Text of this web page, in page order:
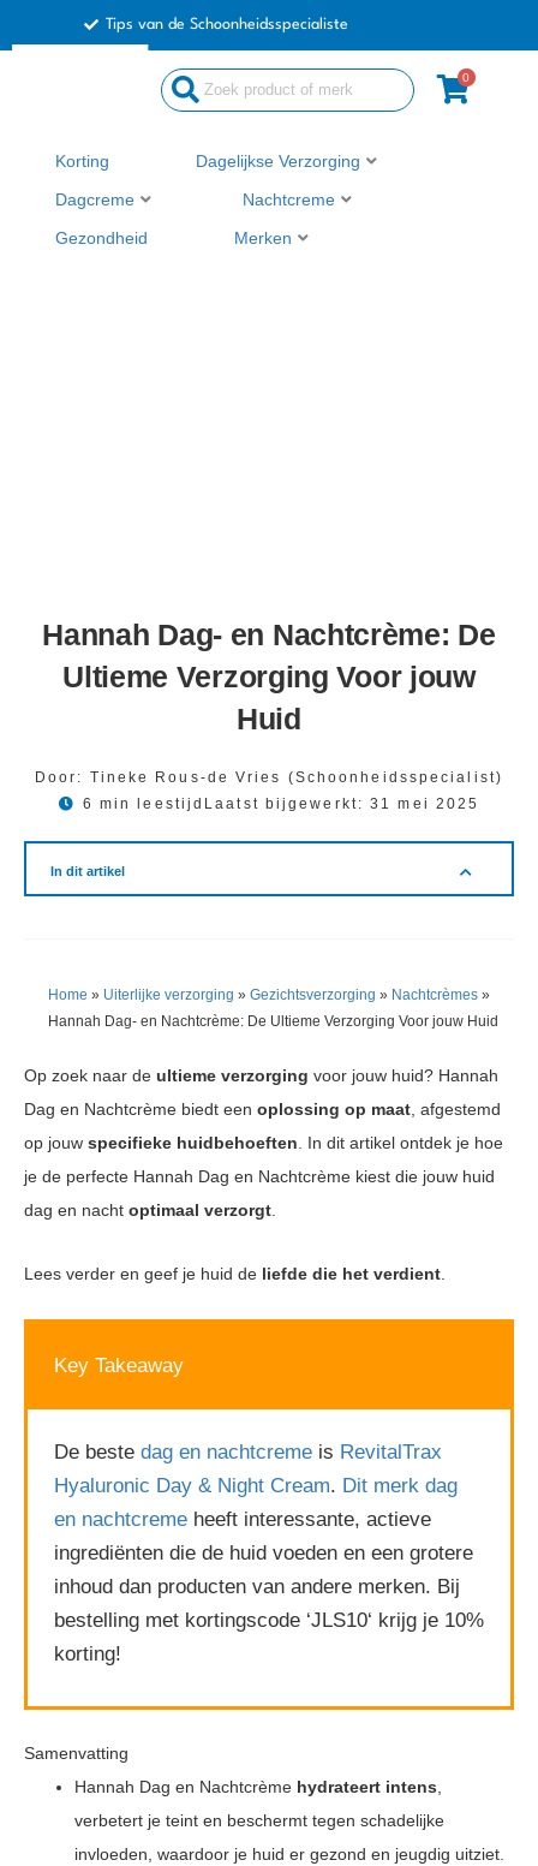
Tips van de Schoonheidsspecialiste
Search
...
0
Korting Dagelijkse Verzorging
Dagcreme Nachtcreme
Gezondheid Merken
Hannah Dag- en Nachtcrème: De
Ultieme Verzorging Voor jouw
Huid
Door: Tineke Rous-de Vries (Schoonheidsspecialist)
6 min leestijd Laatst bijgewerkt: 31 mei 2025
In dit artikel
Home » Uiterlijke verzorging » Gezichtsverzorging » Nachtcrèmes »
Hannah Dag- en Nachtcrème: De Ultieme Verzorging Voor jouw Huid
Op zoek naar de ultieme verzorging voor jouw huid? Hannah
Dag en Nachtcrème biedt een oplossing op maat , afgestemd
op jouw specifieke huidbehoeften . In dit artikel ontdek je hoe
je de perfecte Hannah Dag en Nachtcrème kiest die jouw huid
dag en nacht optimaal verzorgt
Lees verder en geef je huid de liefde die het verdient
Key Takeaway
De beste dag en nachtcreme is RevitalTrax
Hyaluronic Day & Night Cream. Dit merk dag
en nachtcreme heeft interessante, actieve
ingrediënten die de huid voeden en een grotere
inhoud dan producten van andere merken. Bij
bestelling met kortingscode ‘JLS10‘ krijg je 10%
korting!
Samenvatting
Hannah Dag en Nachtcrème hydrateert intens,
verbetert je teint en beschermt tegen schadelijke
invloeden, waardoor je huid er gezond en jeugdig uitziet.